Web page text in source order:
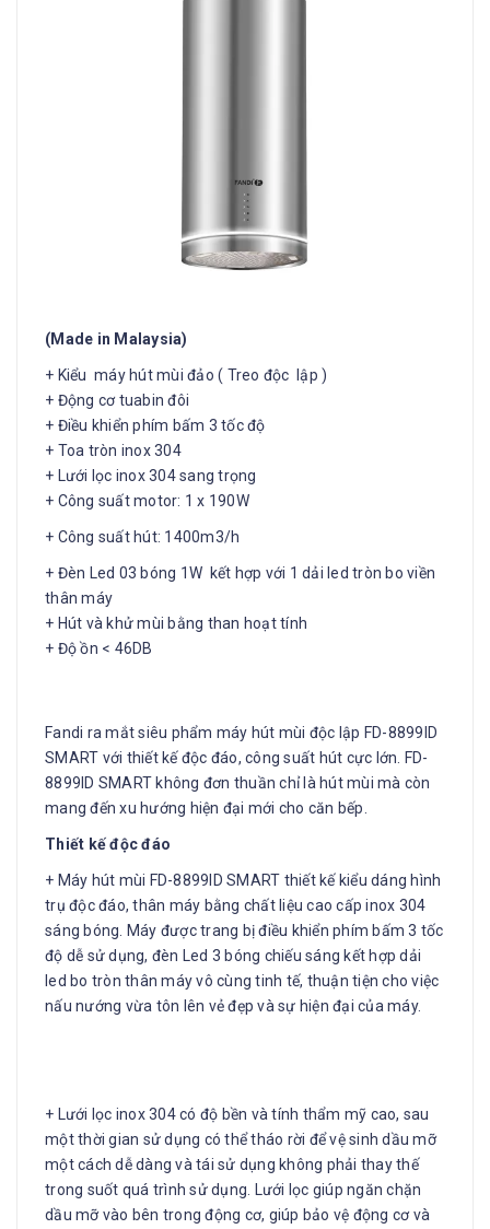
(Made in Malaysia)
+ Kiểu máy hút mùi đảo ( Treo độc lập )
+ Động cơ tuabin đôi
+ Điều khiển phím bấm 3 tốc độ
+ Toa tròn inox 304
+ Lưới lọc inox 304 sang trọng
+ Công suất motor: 1 x 190W
+ Công suất hút: 1400m3/h
+ Đèn Led 03 bóng 1W kết hợp với 1 dải led tròn bo viền
thân máy
+ Hút và khử mùi bằng than hoạt tính
+ Độ ồn < 46DB
Fandi ra mắt siêu phẩm máy hút mùi độc lập FD-8899ID
SMART với thiết kế độc đáo, công suất hút cực lớn. FD-
8899ID SMART không đơn thuần chỉ là hút mùi mà còn
mang đến xu hướng hiện đại mới cho căn bếp.
Thiết kế độc đáo
+ Máy hút mùi FD-8899ID SMART thiết kế kiểu dáng hình
trụ độc đáo, thân máy bằng chất liệu cao cấp inox 304
sáng bóng. Máy được trang bị điều khiển phím bấm 3 tốc
độ dễ sử dụng, đèn Led 3 bóng chiếu sáng kết hợp dải
led bo tròn thân máy vô cùng tinh tế, thuận tiện cho việc
nấu nướng vừa tôn lên vẻ đẹp và sự hiện đại của máy.
+ Lưới lọc inox 304 có độ bền và tính thẩm mỹ cao, sau
một thời gian sử dụng có thể tháo rời để vệ sinh dầu mỡ
một cách dễ dàng và tái sử dụng không phải thay thế
trong suốt quá trình sử dụng. Lưới lọc giúp ngăn chặn
dầu mỡ vào bên trong động cơ, giúp bảo vệ động cơ và